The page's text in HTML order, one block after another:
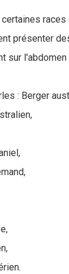
certaines
présenter
sur
: Berger